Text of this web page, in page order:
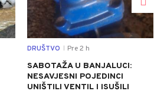
DRUŠTVO Pre 2 h
SABOTAŽA U BANJALUCI:
NESAVJESNI POJEDINCI
UNIŠTILI VENTIL I ISUŠILI